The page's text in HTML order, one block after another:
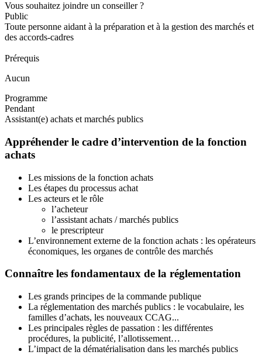
Vous souhaitez joindre un conseiller ?
Public
Toute personne aidant à la préparation et à la gestion des marchés et
des accords-cadres
Prérequis
Aucun
Programme
Pendant
Assistant(e) achats et marchés publics
Appréhender le cadre d’intervention de la fonction
achats
Les missions de la fonction achats
Les étapes du processus achat
Les acteurs et le rôle
l’acheteur
l’assistant achats / marchés publics
le prescripteur
L’environnement externe de la fonction achats : les opérateurs
économiques, les organes de contrôle des marchés
Connaître les fondamentaux de la réglementation
Les grands principes de la commande publique
La réglementation des marchés publics : le vocabulaire, les
familles d’achats, les nouveaux CCAG...
Les principales règles de passation : les différentes
procédures, la publicité, l’allotissement…
L’impact de la dématérialisation dans les marchés publics